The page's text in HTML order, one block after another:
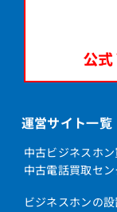
運営サイト一覧
中古ビジネスホン
中古電話買取セン
ビジネスホンの